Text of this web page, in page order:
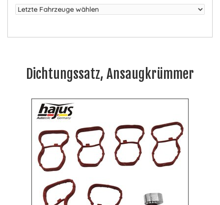
Dichtungssatz, Ansaugkrümmer